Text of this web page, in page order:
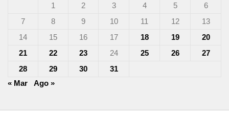
1
2 3 4 5
6
7
8 9 10 11 12
13
14
15 16 17 18 19
20
21
22 23 24 25 26
27
28
29 30
31
« Mar
Ago »